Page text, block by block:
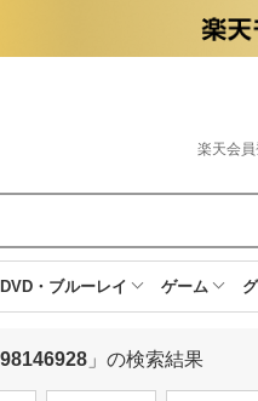
楽天会員
DVD・ブルーレイ ゲーム
」の検索結果